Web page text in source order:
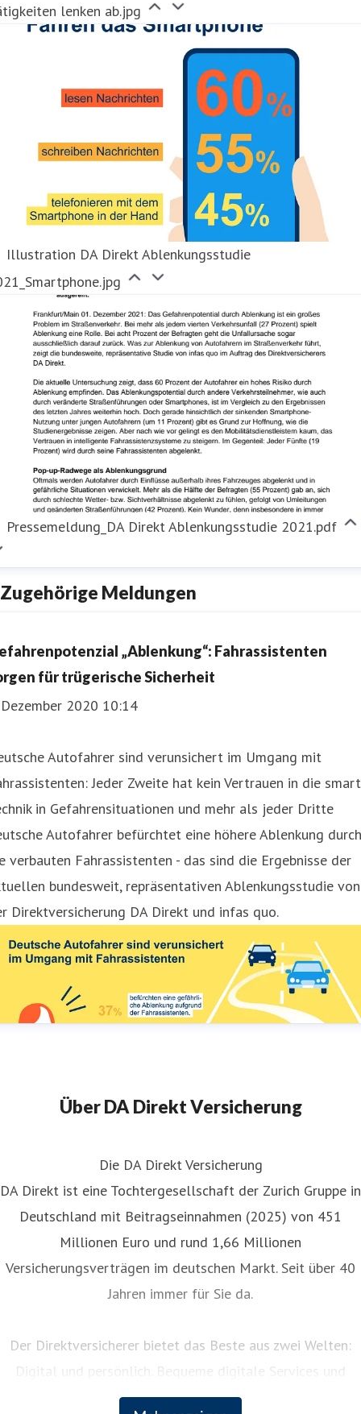
lenken ab.jpg
Illustration DA Direkt Ablenkungsstudie
Pressemeldung_DA Direkt Ablenkungsstudie 2021.pdf
Zugehörige Meldungen
„Ablenkung“: Fahrassistenten
für trügerische Sicherheit
2020 10:14
Autofahrer sind verunsichert im Umgang mit
Jeder Zweite hat kein Vertrauen in die
in Gefahrensituationen und mehr als jeder Dritte
Autofahrer befürchtet eine höhere Ablenkung durch
verbauten Fahrassistenten - das sind die Ergebnisse der
bundesweit, repräsentativen Ablenkungsstudie von
Direktversicherung DA Direkt und infas quo.
Über DA Direkt Versicherung
Die DA Direkt Versicherung
DA Direkt ist eine Tochtergesellschaft der Zurich Gruppe in
Deutschland mit Beitragseinnahmen (2025) von 451
Millionen Euro und rund 1,66 Millionen
Versicherungsverträgen im deutschen Markt. Seit über 40
Jahren immer für Sie da.
Der Direktversicherer bietet das Beste aus zwei Welten:
Digital und persönlich. Bequeme digitale Services und
persönliche Unterstützung rund um die Uhr. Als Teil der